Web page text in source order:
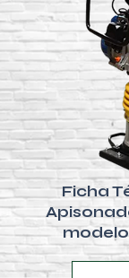
Ficha
modelo